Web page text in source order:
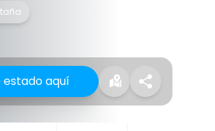
estado aquí